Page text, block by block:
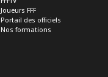
Joueurs FFF
Portail des officiels
Nos formations